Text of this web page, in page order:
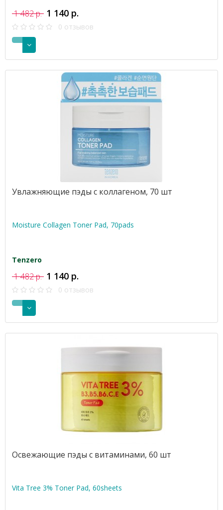
1 482 р. 1 140 р.
0 отзывов
Увлажняющие пэды с коллагеном, 70 шт
Moisture Collagen Toner Pad, 70pads
Tenzero
1 482 р. 1 140 р.
0 отзывов
Освежающие пэды с витаминами, 60 шт
Vita Tree 3% Toner Pad, 60sheets